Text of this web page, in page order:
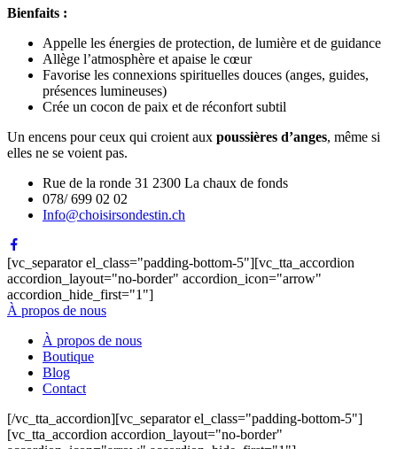
Bienfaits :
Appelle les énergies de protection, de lumière et de guidance
Allège l’atmosphère et apaise le cœur
Favorise les connexions spirituelles douces (anges, guides,
présences lumineuses)
Crée un cocon de paix et de réconfort subtil
Un encens pour ceux qui croient aux poussières d’anges, même si
elles ne se voient pas.
Rue de la ronde 31 2300 La chaux de fonds
078/ 699 02 02
Info@choisirsondestin.ch
[vc_separator el_class="padding-bottom-5"][vc_tta_accordion
accordion_layout="no-border" accordion_icon="arrow"
accordion_hide_first="1"]
À propos de nous
À propos de nous
Boutique
Blog
Contact
[/vc_tta_accordion][vc_separator el_class="padding-bottom-5"]
[vc_tta_accordion accordion_layout="no-border"